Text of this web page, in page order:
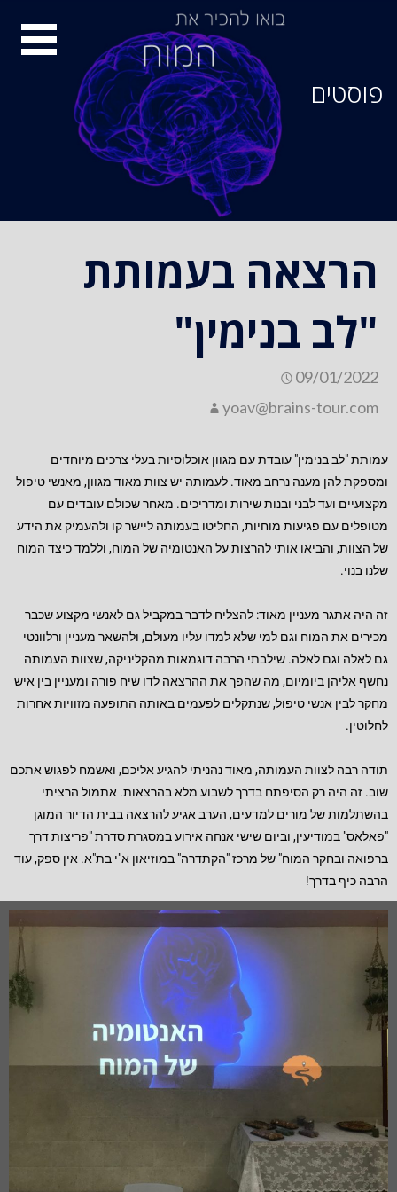
פוסטים
הרצאה בעמותת
"לב בנימין"
09/01/2022
yoav@brains-tour.com
עמותת "לב בנימין" עובדת עם מגוון אוכלוסיות בעלי צרכים מיוחדים
ומספקת להן מענה נרחב מאוד. לעמותה יש צוות מאוד מגוון, מאנשי טיפול
מקצועיים ועד לבני ובנות שירות ומדריכים. מאחר שכולם עובדים עם
מטופלים עם פגיעות מוחיות, החליטו בעמותה ליישר קו ולהעמיק את הידע
של הצוות, והביאו אותי להרצות על האנטומיה של המוח, וללמד כיצד המוח
שלנו בנוי.
זה היה אתגר מעניין מאוד: להצליח לדבר במקביל גם לאנשי מקצוע שכבר
מכירים את המוח וגם למי שלא למדו עליו מעולם, ולהשאר מעניין ורלוונטי
גם לאלה וגם לאלה. שילבתי הרבה דוגמאות מהקליניקה, שצוות העמותה
נחשף אליהן ביומיום, מה שהפך את ההרצאה לדו שיח פורה ומעניין בין איש
מחקר לבין אנשי טיפול, שנתקלים לפעמים באותה התופעה מזוויות אחרות
לחלוטין.
תודה רבה לצוות העמותה, מאוד נהניתי להגיע אליכם, ואשמח לפגוש אתכם
שוב. זה היה רק הסיפתח בדרך לשבוע מלא בהרצאות. אתמול הרציתי
בהשתלמות של מורים למדעים, הערב אגיע להרצאה בבית הדיור המוגן
"פאלאס" במודיעין, וביום שישי אנחה אירוע במסגרת סדרת "פריצות דרך
ברפואה ובחקר המוח" של מרכז "הקתדרה" במוזיאון א"י בת"א. אין ספק, עוד
הרבה כיף בדרך!